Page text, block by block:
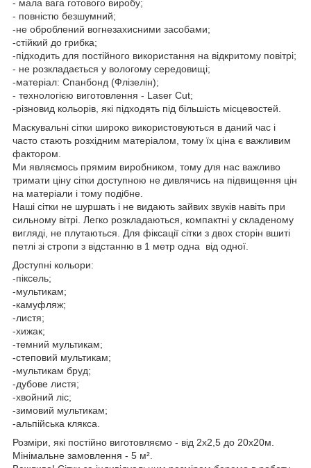
- мала вага готового виробу;
- повністю безшумний;
-не оброблений вогнезахисними засобами;
-стійкий до грибка;
-підходить для постійного використання на відкритому повітрі;
- не розкладається у вологому середовищі;
-матеріал: Спанбонд (Флізелін);
- технологією виготовлення - Laser Cut;
-різновид кольорів, які підходять під більшість місцевостей.
Маскувальні сітки широко використовуються в даний час і
часто стають розхідним матеріалом, тому їх ціна є важливим
фактором.
Ми являємось прямим виробником, тому для нас важливо
тримати ціну сітки доступною не дивлячись на підвищення цін
на матеріали і тому подібне.
Наші сітки не шуршать і не видають зайвих звуків навіть при
сильному вітрі. Легко розкладаються, компактні у складеному
вигляді, не плутаються. Для фіксації сітки з двох сторін вшиті
петлі зі стропи з відстанню в 1 метр одна від одної.
Доступні кольори:
-піксель;
-мультикам;
-камуфляж;
-листя;
-хижак;
-темний мультикам;
-степовий мультикам;
-мультикам бруд;
-дубове листя;
-хвойний ліс;
-зимовий мультикам;
-альпійська клякса.
Розміри, які постійно виготовляємо - від 2х2,5 до 20х20м.
Мінімальне замовлення - 5 м².